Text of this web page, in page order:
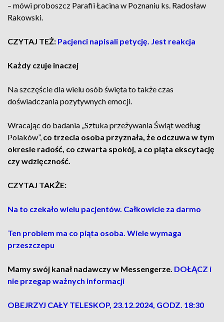
– mówi proboszcz Parafii Łacina w Poznaniu ks. Radosław
Rakowski.
CZYTAJ TEŻ: Pacjenci napisali petycję. Jest reakcja
Każdy czuje inaczej
Na szczęście dla wielu osób święta to także czas
doświadczania pozytywnych emocji.
Wracając do badania „Sztuka przeżywania Świąt według
Polaków”, co trzecia osoba przyznała, że odczuwa w tym
okresie radość, co czwarta spokój, a co piąta ekscytację
czy wdzięczność.
CZYTAJ TAKŻE:
Na to czekało wielu pacjentów. Całkowicie za darmo
Ten problem ma co piąta osoba. Wiele wymaga
przeszczepu
Mamy swój kanał nadawczy w Messengerze. DOŁĄCZ i
nie przegap ważnych informacji
OBEJRZYJ CAŁY TELESKOP, 23.12.2024, GODZ. 18:30